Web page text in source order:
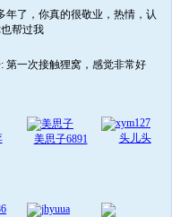
年了，你真的很敬业，热情，认
帮过我
第一次接触狸窝，感觉非常好
美思子6891 头儿头